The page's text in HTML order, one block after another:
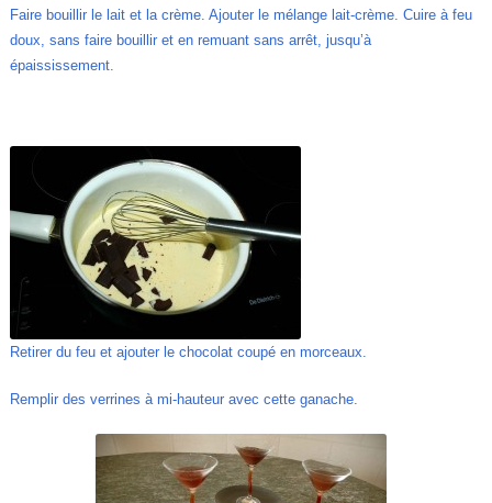
Faire bouillir le lait et la crème. Ajouter le mélange lait-crème. Cuire à feu
doux, sans faire bouillir et en remuant sans arrêt, jusqu’à
épaississement.
Retirer du feu et ajouter le chocolat coupé en morceaux.
Remplir des verrines à mi-hauteur avec cette ganache.